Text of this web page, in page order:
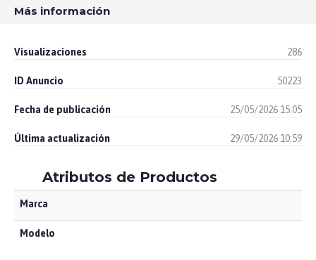
Más información
Visualizaciones 286
ID Anuncio 50223
Fecha de publicación 25/05/2026 15:05
Última actualización 29/05/2026 10:59
Atributos de Productos
Marca
Modelo